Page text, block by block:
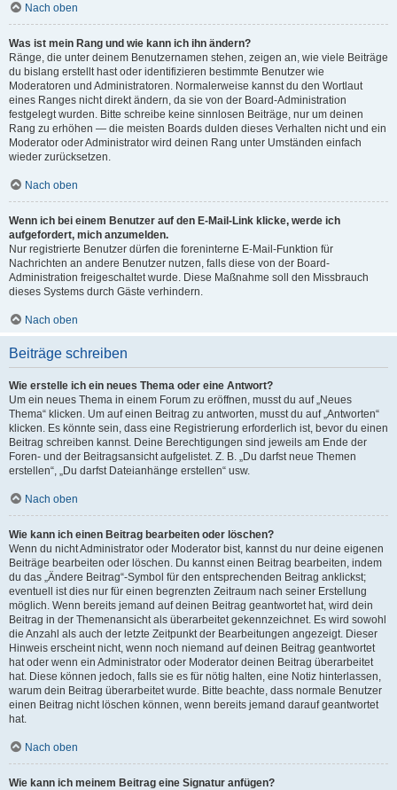
Nach oben
Was ist mein Rang und wie kann ich ihn ändern?
Ränge, die unter deinem Benutzernamen stehen, zeigen an, wie viele Beiträge
du bislang erstellt hast oder identifizieren bestimmte Benutzer wie
Moderatoren und Administratoren. Normalerweise kannst du den Wortlaut
eines Ranges nicht direkt ändern, da sie von der Board-Administration
festgelegt wurden. Bitte schreibe keine sinnlosen Beiträge, nur um deinen
Rang zu erhöhen — die meisten Boards dulden dieses Verhalten nicht und ein
Moderator oder Administrator wird deinen Rang unter Umständen einfach
wieder zurücksetzen.
Nach oben
Wenn ich bei einem Benutzer auf den E-Mail-Link klicke, werde ich
aufgefordert, mich anzumelden.
Nur registrierte Benutzer dürfen die foreninterne E-Mail-Funktion für
Nachrichten an andere Benutzer nutzen, falls diese von der Board-
Administration freigeschaltet wurde. Diese Maßnahme soll den Missbrauch
dieses Systems durch Gäste verhindern.
Nach oben
Beiträge schreiben
Wie erstelle ich ein neues Thema oder eine Antwort?
Um ein neues Thema in einem Forum zu eröffnen, musst du auf „Neues
Thema“ klicken. Um auf einen Beitrag zu antworten, musst du auf „Antworten“
klicken. Es könnte sein, dass eine Registrierung erforderlich ist, bevor du einen
Beitrag schreiben kannst. Deine Berechtigungen sind jeweils am Ende der
Foren- und der Beitragsansicht aufgelistet. Z. B. „Du darfst neue Themen
erstellen“, „Du darfst Dateianhänge erstellen“ usw.
Nach oben
Wie kann ich einen Beitrag bearbeiten oder löschen?
Wenn du nicht Administrator oder Moderator bist, kannst du nur deine eigenen
Beiträge bearbeiten oder löschen. Du kannst einen Beitrag bearbeiten, indem
du das „Ändere Beitrag“-Symbol für den entsprechenden Beitrag anklickst;
eventuell ist dies nur für einen begrenzten Zeitraum nach seiner Erstellung
möglich. Wenn bereits jemand auf deinen Beitrag geantwortet hat, wird dein
Beitrag in der Themenansicht als überarbeitet gekennzeichnet. Es wird sowohl
die Anzahl als auch der letzte Zeitpunkt der Bearbeitungen angezeigt. Dieser
Hinweis erscheint nicht, wenn noch niemand auf deinen Beitrag geantwortet
hat oder wenn ein Administrator oder Moderator deinen Beitrag überarbeitet
hat. Diese können jedoch, falls sie es für nötig halten, eine Notiz hinterlassen,
warum dein Beitrag überarbeitet wurde. Bitte beachte, dass normale Benutzer
einen Beitrag nicht löschen können, wenn bereits jemand darauf geantwortet
hat.
Nach oben
Wie kann ich meinem Beitrag eine Signatur anfügen?